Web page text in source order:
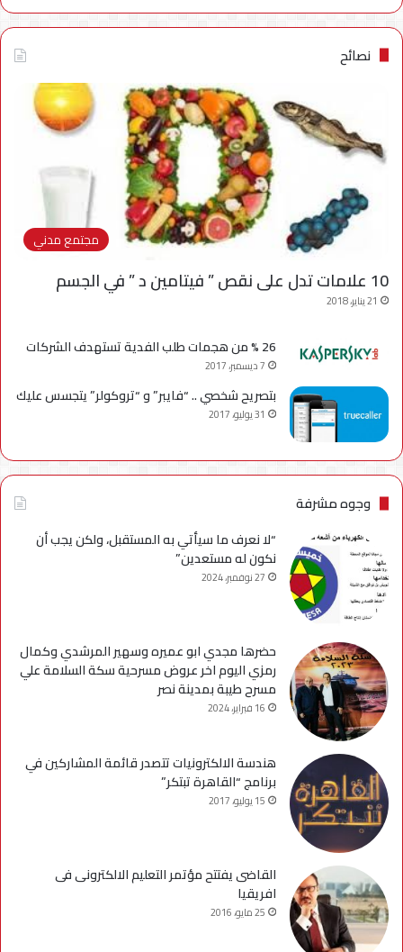
نصائح
مجتمع مدني
10 علامات تدل على نقص ” فيتامين د ” في الجسم
21 يناير، 2018
26 % من هجمات طلب الفدية تستهدف الشركات
7 ديسمبر، 2017
بتصريح شخصي .. “فايبر” و “تروكولر” يتجسس عليك
31 يوليو، 2017
وجوه مشرفة
“لا نعرف ما سيأتي به المستقبل، ولكن يجب أن
نكون له مستعدين”
27 نوفمبر، 2024
حضرها مجدي ابو عميره وسهير المرشدي وكمال
رمزي اليوم اخر عروض مسرحية سكة السلامة علي
مسرح طيبة بمدينة نصر
16 فبراير، 2024
هندسة الالكترونيات تتصدر قائمة المشاركين في
برنامج “القاهرة تبتكر”
15 يوليو، 2017
القاضى يفتتح مؤتمر التعليم الالكترونى فى
افريقيا
25 مايو، 2016